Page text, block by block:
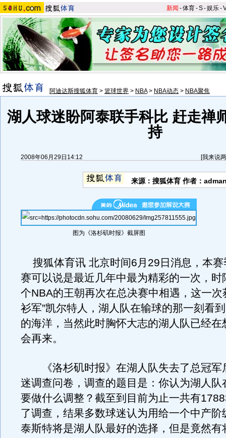
新闻 -体育-S-娱乐-
阿迪达斯搜狐体育 > 篮球世界 > NBA> NBA动态 > NBA聚焦
湖人球迷盼阿泰联手科比 赶走禅
持
2008年06月29日14:12 [我来说
来源：搜狐体育 作者：
图为《洛杉矶时报》截屏图
搜狐体育讯 北京时间6月29日消息，本赛
赛可以说是最近几年中最为精彩的一次，时
个NBA的王朝再次在总决赛中相遇，这一次
衫军”凯尔特人，湖人队在输球的那一刻看
的海洋，当然此时胸怀大志的湖人队已经在
会再来。
《洛杉矶时报》在湖人队失去了总冠军
迷调查问卷，调查的题目是：你认为湖人队
要做什么调整？截至到目前为止一共有
了调查，结果多数球迷认为用给一个中产阶
泰斯特将是湖人队最好的选择，但是竟然有